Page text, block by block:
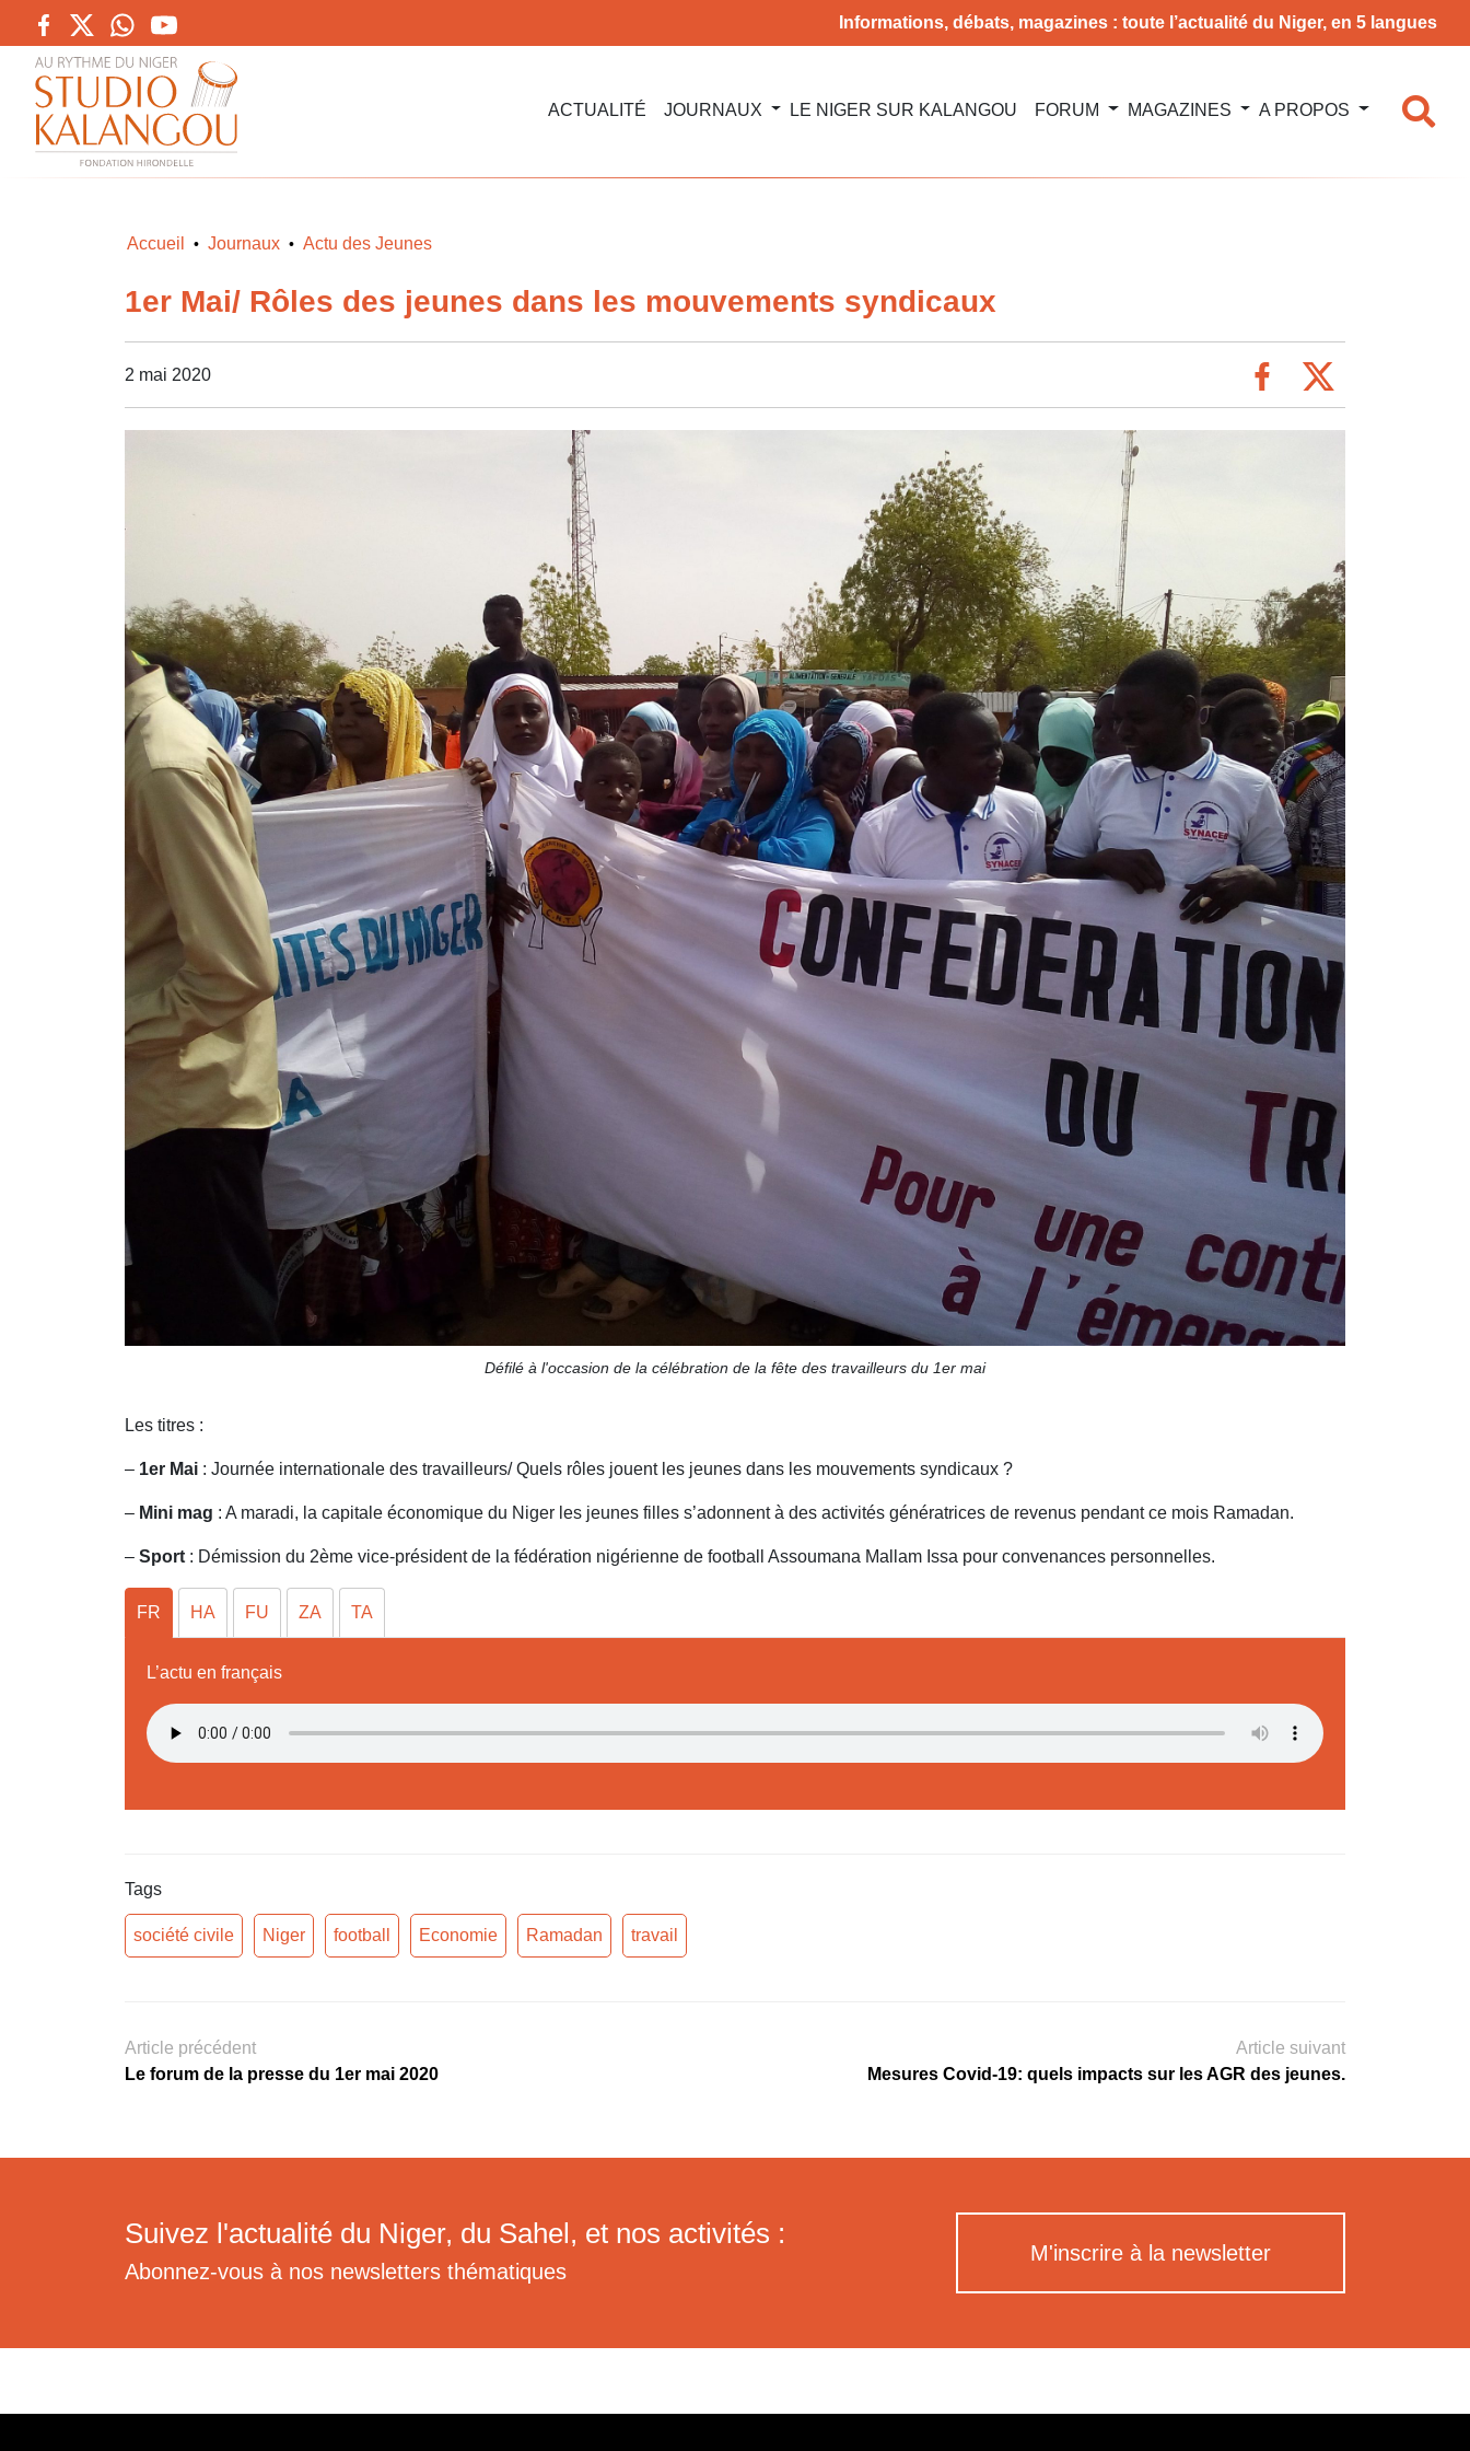
Informations, débats, magazines : toute l’actualité du Niger, en 5 langues
ACTUALITÉ JOURNAUX LE NIGER SUR KALANGOU FORUM MAGAZINES A PROPOS
Accueil • Journaux • Actu des Jeunes
1er Mai/ Rôles des jeunes dans les mouvements syndicaux
2 mai 2020
Défilé à l'occasion de la célébration de la fête des travailleurs du 1er mai
Les titres :
– 1er Mai : Journée internationale des travailleurs/ Quels rôles jouent les jeunes dans les mouvements syndicaux ?
– Mini mag : A maradi, la capitale économique du Niger les jeunes filles s’adonnent à des activités génératrices de revenus pendant ce mois Ramadan.
– Sport : Démission du 2ème vice-président de la fédération nigérienne de football Assoumana Mallam Issa pour convenances personnelles.
FR HA FU ZA TA
L’actu en français
Tags
société civile Niger football Economie Ramadan travail
Article précédent
Le forum de la presse du 1er mai 2020
Article suivant
Mesures Covid-19: quels impacts sur les AGR des jeunes.
Suivez l'actualité du Niger, du Sahel, et nos activités :
Abonnez-vous à nos newsletters thématiques
M'inscrire à la newsletter